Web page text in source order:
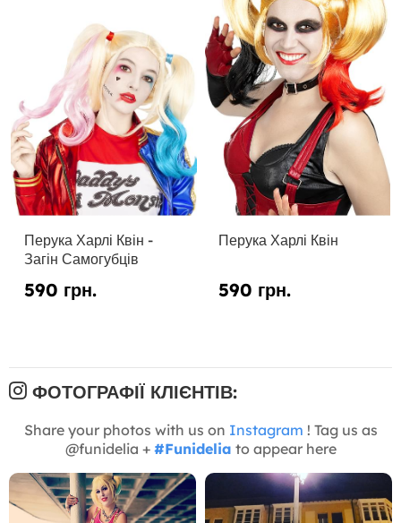
Перука Харлі Квін -
Загін Самогубців
590 грн.
Перука Харлі Квін
590 грн.
ФОТОГРАФІЇ КЛІЄНТІВ:
Share your photos with us on Instagram ! Tag us as
@funidelia + #Funidelia to appear here